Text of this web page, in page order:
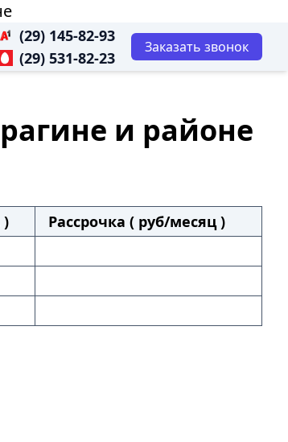
(29) 145-82-93
(29) 531-82-23
Заказать звонок
и районе
)
Рассрочка ( руб/месяц )